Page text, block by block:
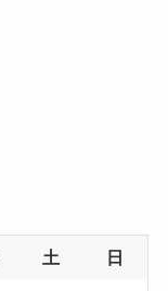
土 日